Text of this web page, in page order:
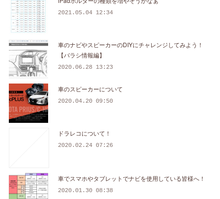
2021.05.04 12:34
車のナビやスピーカーのDIYにチャレンジしてみよう！
【バラシ情報編】
2020.06.28 13:23
車のスピーカーについて
2020.04.20 09:50
ドラレコについて！
2020.02.24 07:26
車でスマホやタブレットでナビを使用している皆様へ！
2020.01.30 08:38